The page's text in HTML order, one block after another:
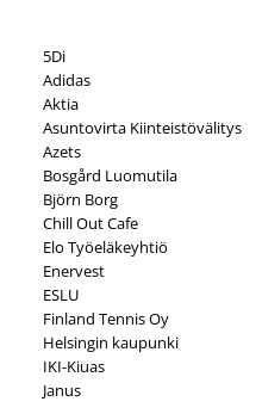
5Di
Adidas
Aktia
Asuntovirta Kiinteistövälitys
Azets
Bosgård Luomutila
Björn Borg
Chill Out Cafe
Elo Työeläkeyhtiö
Enervest
ESLU
Finland Tennis Oy
Helsingin kaupunki
IKI-Kiuas
Janus